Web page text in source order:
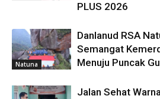
PLUS 2026
Natuna
Danlanud RSA
Semangat
Menuju Puncak
Jalan Sehat